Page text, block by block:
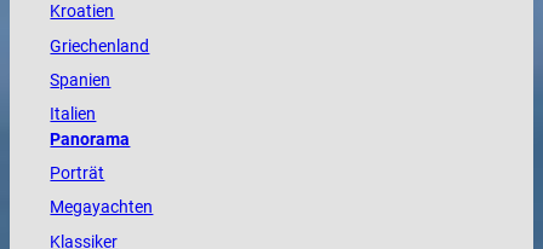
Kroatien
Griechenland
Spanien
Italien
Panorama
Porträt
Megayachten
Klassiker